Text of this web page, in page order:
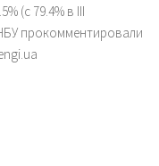
(с 79.4% в III
прокомментировали